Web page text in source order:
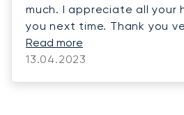
much. I appreciate all your
you next time. Thank you very much and I
hope to do business with
Read more
13.04.2023